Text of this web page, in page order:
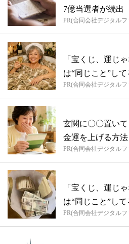
7億当選者が続出
PR(合同会社デジタル
「宝くじ、運じ
は“同じこと”して
PR(合同会社デジタル
玄関に〇〇置い
金運を上げる方
PR(合同会社デジタル
「宝くじ、運じ
は“同じこと”して
PR(合同会社デジタル